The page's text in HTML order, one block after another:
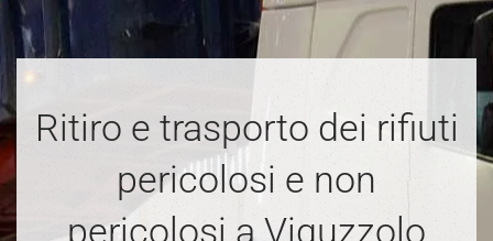
Ritiro e trasporto dei rifiuti
pericolosi e non
pericolosi a Viguzzolo